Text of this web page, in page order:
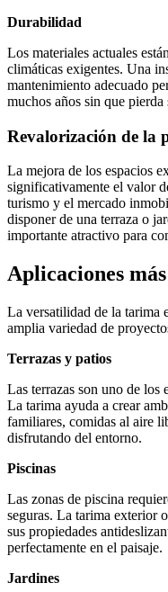
Durabilidad
Los materiales actuales
climáticas exigentes. Una
mantenimiento adecuado
muchos años sin que pierda
Revalorización de la
La mejora de los espacios
significativamente el valor
turismo y el mercado
disponer de una terraza o
importante atractivo para
Aplicaciones
La versatilidad de la tarima
amplia variedad de
Terrazas y patios
Las terrazas son uno de los
La tarima ayuda a crear
familiares, comidas al aire
disfrutando del entorno.
Piscinas
Las zonas de piscina
seguras. La tarima exterior
sus propiedades
perfectamente en el paisaje.
Jardines